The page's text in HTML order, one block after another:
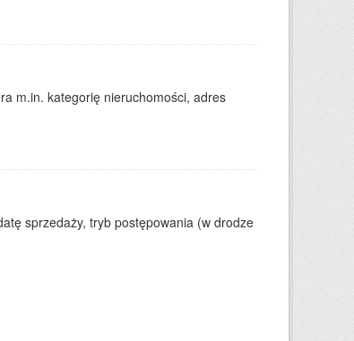
m.in. kategorię nieruchomości, adres
sprzedaży, tryb postępowania (w drodze